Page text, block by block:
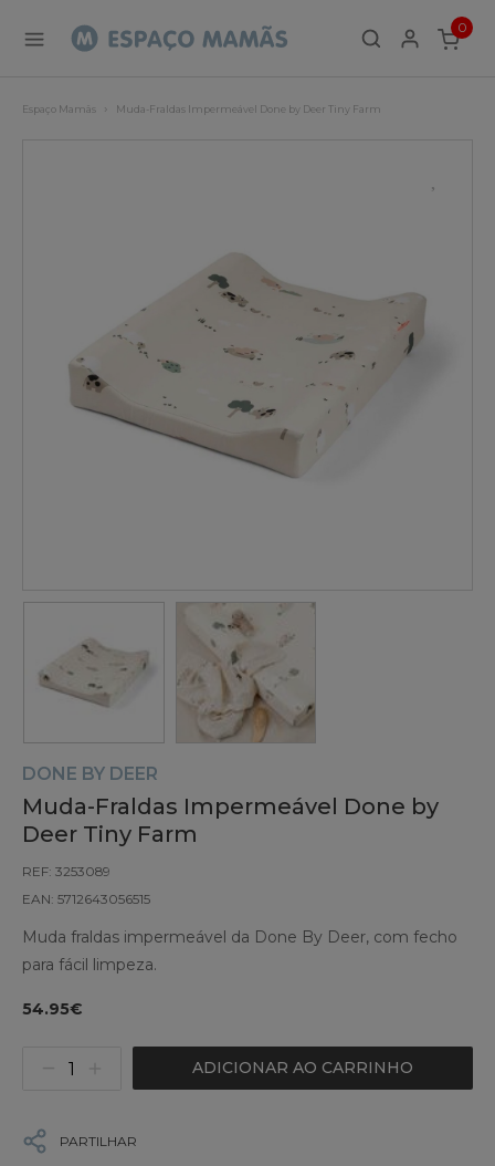
0
ITEMS
Espaço Mamãs Muda-Fraldas Impermeável Done by Deer Tiny Farm
DONE BY DEER
Muda-Fraldas Impermeável Done by
Deer Tiny Farm
REF: 3253089
EAN: 5712643056515
Muda fraldas impermeável da Done By Deer, com fecho
para fácil limpeza.
54.95€
ADICIONAR AO CARRINHO
PARTILHAR